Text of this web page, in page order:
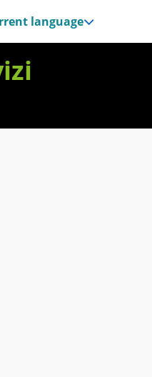
language